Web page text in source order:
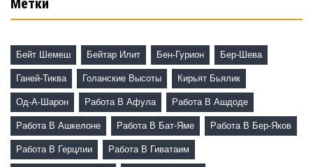
Метки
Бейт Шемеш Бейтар Илит Бен-Гурион Бер-Шева
Ганей-Тиква Голанские Высоты Кирьят Бьялик
Од-А-Шарон Работа В Афула Работа В Ашдоде
Работа В Ашкелоне Работа В Бат-Яме Работа В Бер-Яков
Работа В Герцлии Работа В Гиватаим